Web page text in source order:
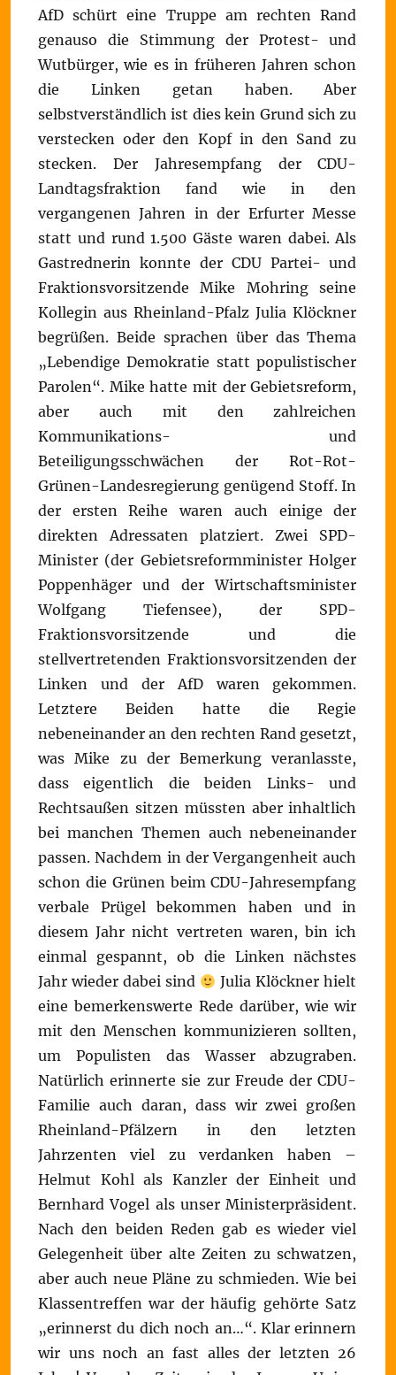
AfD schürt eine Truppe am rechten Rand
genauso die Stimmung der Protest- und
Wutbürger, wie es in früheren Jahren schon
die Linken getan haben. Aber
selbstverständlich ist dies kein Grund sich zu
verstecken oder den Kopf in den Sand zu
stecken. Der Jahresempfang der CDU-
Landtagsfraktion fand wie in den
vergangenen Jahren in der Erfurter Messe
statt und rund 1.500 Gäste waren dabei. Als
Gastrednerin konnte der CDU Partei- und
Fraktionsvorsitzende Mike Mohring seine
Kollegin aus Rheinland-Pfalz Julia Klöckner
begrüßen. Beide sprachen über das Thema
„Lebendige Demokratie statt populistischer
Parolen“. Mike hatte mit der Gebietsreform,
aber auch mit den zahlreichen
Kommunikations- und
Beteiligungsschwächen der Rot-Rot-
Grünen-Landesregierung genügend Stoff. In
der ersten Reihe waren auch einige der
direkten Adressaten platziert. Zwei SPD-
Minister (der Gebietsreformminister Holger
Poppenhäger und der Wirtschaftsminister
Wolfgang Tiefensee), der SPD-
Fraktionsvorsitzende und die
stellvertretenden Fraktionsvorsitzenden der
Linken und der AfD waren gekommen.
Letztere Beiden hatte die Regie
nebeneinander an den rechten Rand gesetzt,
was Mike zu der Bemerkung veranlasste,
dass eigentlich die beiden Links- und
Rechtsaußen sitzen müssten aber inhaltlich
bei manchen Themen auch nebeneinander
passen. Nachdem in der Vergangenheit auch
schon die Grünen beim CDU-Jahresempfang
verbale Prügel bekommen haben und in
diesem Jahr nicht vertreten waren, bin ich
einmal gespannt, ob die Linken nächstes
Jahr wieder dabei sind
Julia Klöckner hielt
eine bemerkenswerte Rede darüber, wie wir
mit den Menschen kommunizieren sollten,
um Populisten das Wasser abzugraben.
Natürlich erinnerte sie zur Freude der CDU-
Familie auch daran, dass wir zwei großen
Rheinland-Pfälzern in den letzten
Jahrzenten viel zu verdanken haben –
Helmut Kohl als Kanzler der Einheit und
Bernhard Vogel als unser Ministerpräsident.
Nach den beiden Reden gab es wieder viel
Gelegenheit über alte Zeiten zu schwatzen,
aber auch neue Pläne zu schmieden. Wie bei
Klassentreffen war der häufig gehörte Satz
„erinnerst du dich noch an…“. Klar erinnern
wir uns noch an fast alles der letzten 26